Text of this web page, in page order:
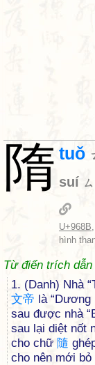
隋 tuǒ
suí
U+968B
hình
Từ điển trích dẫn
1. (Danh) Nhà
文帝 là “Dương
sau được nhà
sau lại diệt nốt
cho chữ 隨
cho nên mới bỏ